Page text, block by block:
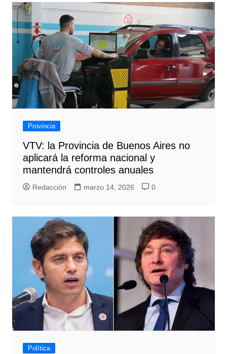
Provincia
VTV: la Provincia de Buenos Aires no
aplicará la reforma nacional y
mantendrá controles anuales
Redacción marzo 14, 2026 0
Política